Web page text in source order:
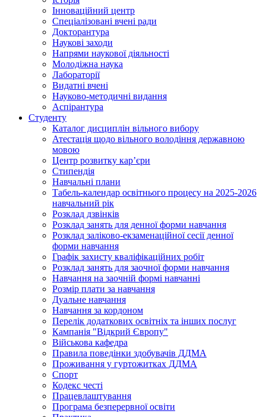
Інноваційний центр
Спеціалізовані вчені ради
Докторантура
Наукові заходи
Напрями наукової діяльності
Молодіжна наука
Лабораторії
Видатні вчені
Науково-методичні видання
Аспірантура
Студенту
Каталог дисциплін вільного вибору
Атестація щодо вільного володіння державною
мовою
Центр розвитку кар’єри
Стипендія
Навчальні плани
Табель-календар освітнього процесу на 2025-2026
навчальний рік
Розклад дзвінків
Розклад занять для денної форми навчання
Розклад заліково-екзаменаційної сесії денної
форми навчання
Графік захисту кваліфікаційних робіт
Розклад занять для заочної форми навчання
Навчання на заочній формі навчанні
Розмір плати за навчання
Дуальне навчання
Навчання за кордоном
Перелік додаткових освітніх та інших послуг
Кампанія "Відкрий Європу"
Військова кафедра
Правила поведінки здобувачів ДДМА
Проживання у гуртожитках ДДМА
Спорт
Кодекс честі
Працевлаштування
Програма безперервної освіти